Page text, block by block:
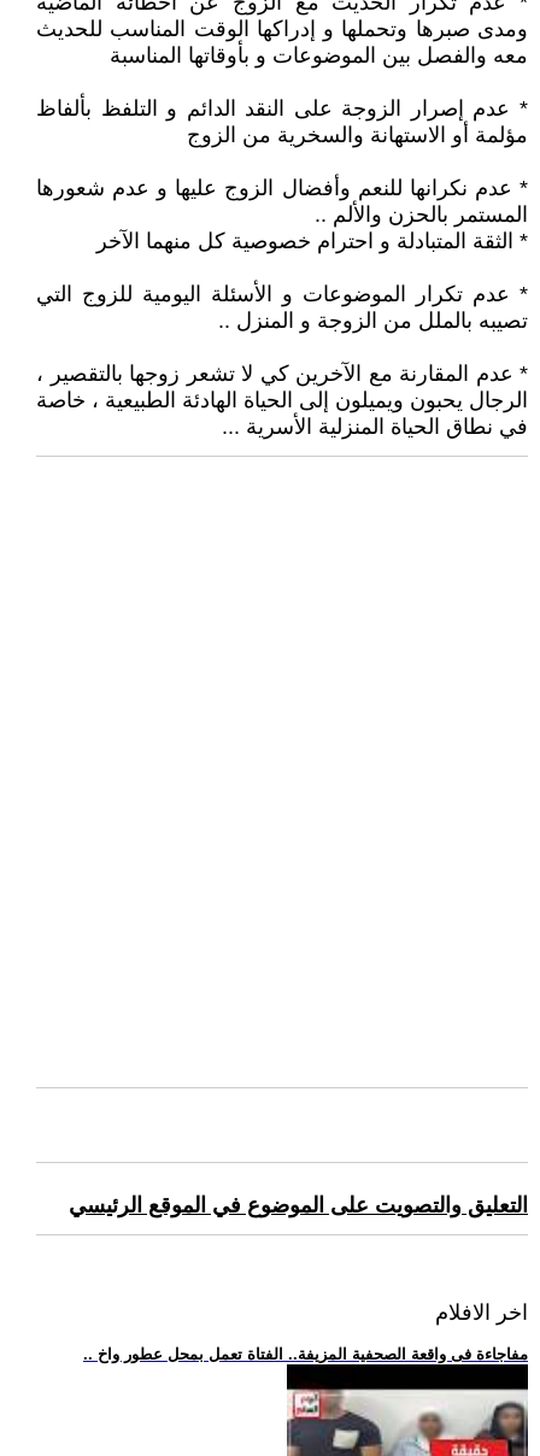
ومدى صبرها وتحملها و إدراكها الوقت المناسب للحديث
معه والفصل بين الموضوعات و بأوقاتها المناسبة
* عدم إصرار الزوجة على النقد الدائم و التلفظ بألفاظ
مؤلمة أو الاستهانة والسخرية من الزوج
* عدم نكرانها للنعم وأفضال الزوج عليها و عدم شعورها
المستمر بالحزن والألم ..
* الثقة المتبادلة و احترام خصوصية كل منهما الآخر
* عدم تكرار الموضوعات و الأسئلة اليومية للزوج التي
تصيبه بالملل من الزوجة و المنزل ..
* عدم المقارنة مع الآخرين كي لا تشعر زوجها بالتقصير ،
الرجال يحبون ويميلون إلى الحياة الهادئة الطبيعية ، خاصة
في نطاق الحياة المنزلية الأسرية ...
التعليق والتصويت على الموضوع في الموقع الرئيسي
اخر الافلام
.. مفاجاءة فى واقعة الصحفية المزيفة.. الفتاة تعمل بمحل عطور واخ